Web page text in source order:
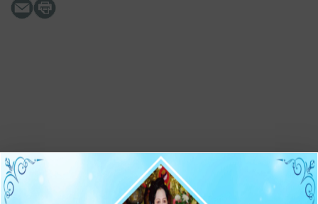
เกี่ยวกับหน่วยงาน